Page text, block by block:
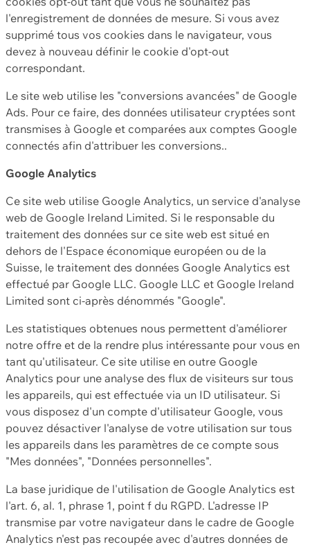
l'enregistrement de données de mesure. Si vous avez
supprimé tous vos cookies dans le navigateur, vous
devez à nouveau définir le cookie d'opt-out
correspondant.
Le site web utilise les "conversions avancées" de Google
Ads. Pour ce faire, des données utilisateur cryptées sont
transmises à Google et comparées aux comptes Google
connectés afin d'attribuer les conversions..
Google Analytics
Ce site web utilise Google Analytics, un service d'analyse
web de Google Ireland Limited. Si le responsable du
traitement des données sur ce site web est situé en
dehors de l'Espace économique européen ou de la
Suisse, le traitement des données Google Analytics est
effectué par Google LLC. Google LLC et Google Ireland
Limited sont ci-après dénommés "Google".
Les statistiques obtenues nous permettent d'améliorer
notre offre et de la rendre plus intéressante pour vous en
tant qu'utilisateur. Ce site utilise en outre Google
Analytics pour une analyse des flux de visiteurs sur tous
les appareils, qui est effectuée via un ID utilisateur. Si
vous disposez d'un compte d'utilisateur Google, vous
pouvez désactiver l'analyse de votre utilisation sur tous
les appareils dans les paramètres de ce compte sous
"Mes données", "Données personnelles".
La base juridique de l'utilisation de Google Analytics est
l'art. 6, al. 1, phrase 1, point f du RGPD. L'adresse IP
transmise par votre navigateur dans le cadre de Google
Analytics n'est pas recoupée avec d'autres données de